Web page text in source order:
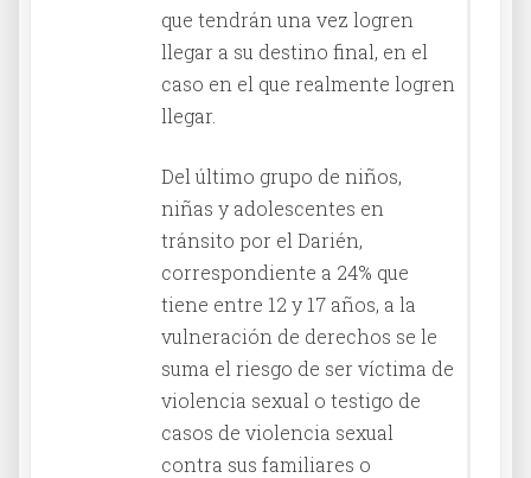
que tendrán una vez logren
llegar a su destino final, en el
caso en el que realmente logren
llegar.
Del último grupo de niños,
niñas y adolescentes en
tránsito por el Darién,
correspondiente a 24% que
tiene entre 12 y 17 años, a la
vulneración de derechos se le
suma el riesgo de ser víctima de
violencia sexual o testigo de
casos de violencia sexual
contra sus familiares o